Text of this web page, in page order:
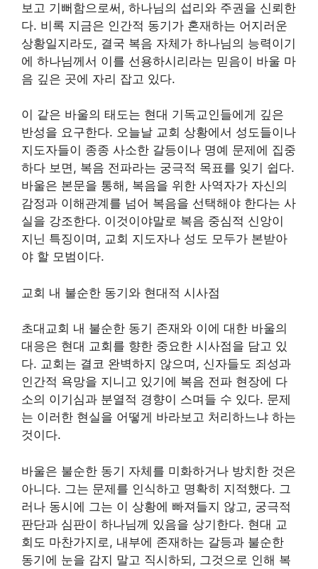
보고 기뻐함으로써, 하나님의 섭리와 주권을 신뢰한
다. 비록 지금은 인간적 동기가 혼재하는 어지러운
상황일지라도, 결국 복음 자체가 하나님의 능력이기
에 하나님께서 이를 선용하시리라는 믿음이 바울 마
음 깊은 곳에 자리 잡고 있다.
이 같은 바울의 태도는 현대 기독교인들에게 깊은
반성을 요구한다. 오늘날 교회 상황에서 성도들이나
지도자들이 종종 사소한 갈등이나 명예 문제에 집중
하다 보면, 복음 전파라는 궁극적 목표를 잊기 쉽다.
바울은 본문을 통해, 복음을 위한 사역자가 자신의
감정과 이해관계를 넘어 복음을 선택해야 한다는 사
실을 강조한다. 이것이야말로 복음 중심적 신앙이
지닌 특징이며, 교회 지도자나 성도 모두가 본받아
야 할 모범이다.
교회 내 불순한 동기와 현대적 시사점
초대교회 내 불순한 동기 존재와 이에 대한 바울의
대응은 현대 교회를 향한 중요한 시사점을 담고 있
다. 교회는 결코 완벽하지 않으며, 신자들도 죄성과
인간적 욕망을 지니고 있기에 복음 전파 현장에 다
소의 이기심과 분열적 경향이 스며들 수 있다. 문제
는 이러한 현실을 어떻게 바라보고 처리하느냐 하는
것이다.
바울은 불순한 동기 자체를 미화하거나 방치한 것은
아니다. 그는 문제를 인식하고 명확히 지적했다. 그
러나 동시에 그는 이 상황에 빠져들지 않고, 궁극적
판단과 심판이 하나님께 있음을 상기한다. 현대 교
회도 마찬가지로, 내부에 존재하는 갈등과 불순한
동기에 눈을 감지 말고 직시하되, 그것으로 인해 복